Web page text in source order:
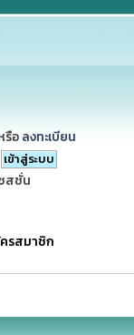
รือลงทะเบียน
สชั่น
รสมาชิก